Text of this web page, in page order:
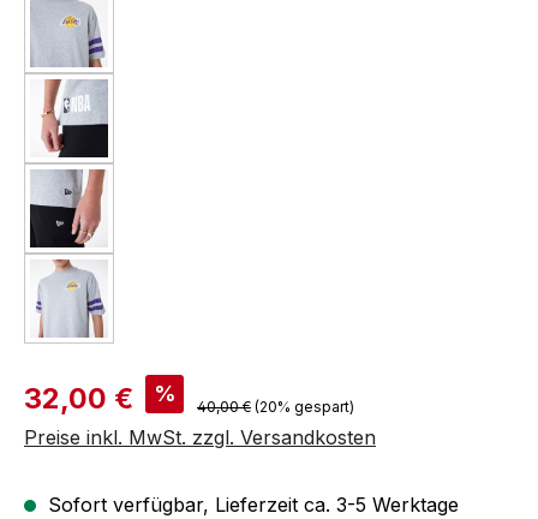
Verkaufspreis:
32,00 € % Regulärer Preis:
40,00 € (20% gespart)
Preise inkl. MwSt. zzgl. Versandkosten
Sofort verfügbar, Lieferzeit ca. 3-5 Werktage